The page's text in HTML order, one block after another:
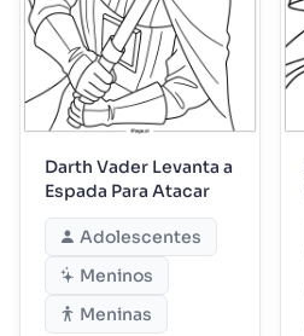
Darth Vader Levanta a
Espada Para Atacar
Adolescentes
Meninos
Meninas